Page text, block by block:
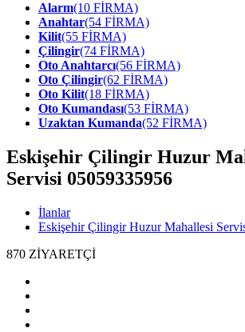
Alarm(10 FİRMA)
Anahtar(54 FİRMA)
Kilit(55 FİRMA)
Çilingir(74 FİRMA)
Oto Anahtarcı(56 FİRMA)
Oto Çilingir(62 FİRMA)
Oto Kilit(18 FİRMA)
Oto Kumandası(53 FİRMA)
Uzaktan Kumanda(52 FİRMA)
Eskişehir Çilingir Huzur
Servisi 05059335956
İlanlar
Eskişehir Çilingir Huzur Mahallesi
870 ZİYARETÇİ